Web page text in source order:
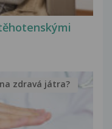
na zdravá játra?